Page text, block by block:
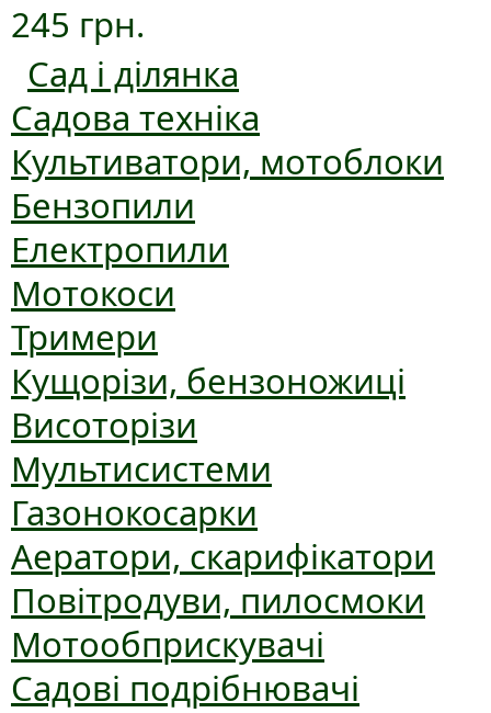
245 грн.
Сад і ділянка
Садова техніка
Культиватори, мотоблоки
Бензопили
Електропили
Мотокоси
Тримери
Кущорізи, бензоножиці
Висоторізи
Мультисистеми
Газонокосарки
Аератори, скарифікатори
Повітродуви, пилосмоки
Мотообприскувачі
Садові подрібнювачі